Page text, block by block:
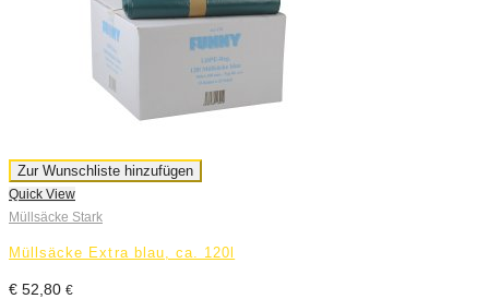
Zur Wunschliste hinzufügen
Quick View
Müllsäcke Stark
Müllsäcke Extra blau, ca. 120l
€ 52,80 €